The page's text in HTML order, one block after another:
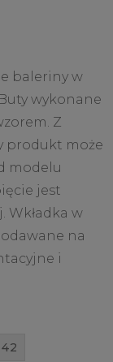
baleriny w
wykonane
Z
produkt może
modelu
jest
Wkładka w
na
i
42